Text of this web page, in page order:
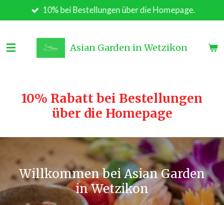
Hauptinhalt
10% bei Bestellungen über die Homepage.
Asian Garden in Wetzikon
10% Rabatt bei Bestellungen
über die Homepage
Willkommen bei Asian Garden
in Wetzikon